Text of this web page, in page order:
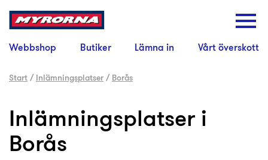
Webbshop Butiker Lämna in Vårt överskott
Start / Inlämningsplatser / Borås
Inlämningsplatser i
Borås